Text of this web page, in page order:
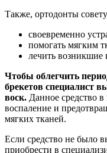
Также, ортодонты
своевременно
помогать мягким
лечить возникшие
Чтобы облегчить
брекетов специалист
воск. Данное средство
воспаление и
мягких тканей.
Если средство не было
приобрести в